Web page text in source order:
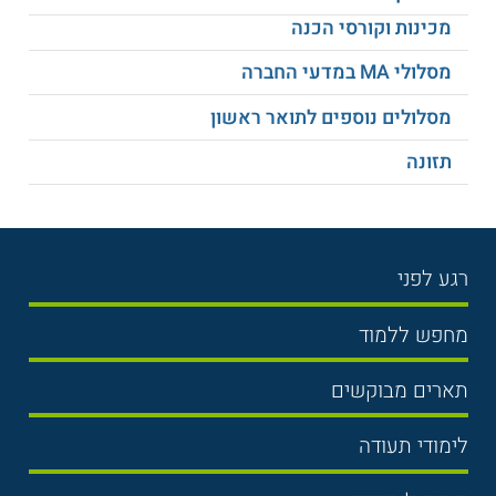
מכינות וקורסי הכנה
מסלולי MA במדעי החברה
מסלולים נוספים לתואר ראשון
תזונה
רגע לפני
בחירת לימודים
תנאי קבלה
שכר לימוד
אוניברסיטה
מכללות
מחפש ללמוד
תואר ראשון
תואר שני
הכנה לבגרות
תארים מבוקשים
משפטים
מנהל עסקים
לימודי תעודה